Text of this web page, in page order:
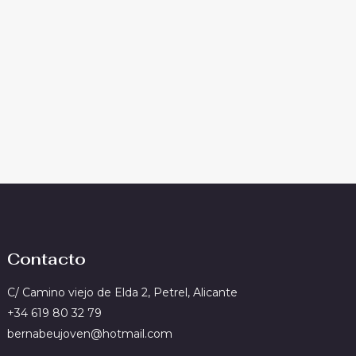
Contacto
C/ Camino viejo de Elda 2, Petrel, Alicante
+34 619 80 32 79
bernabeujoven@hotmail.com